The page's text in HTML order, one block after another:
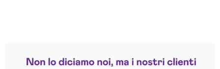
Trustpilot